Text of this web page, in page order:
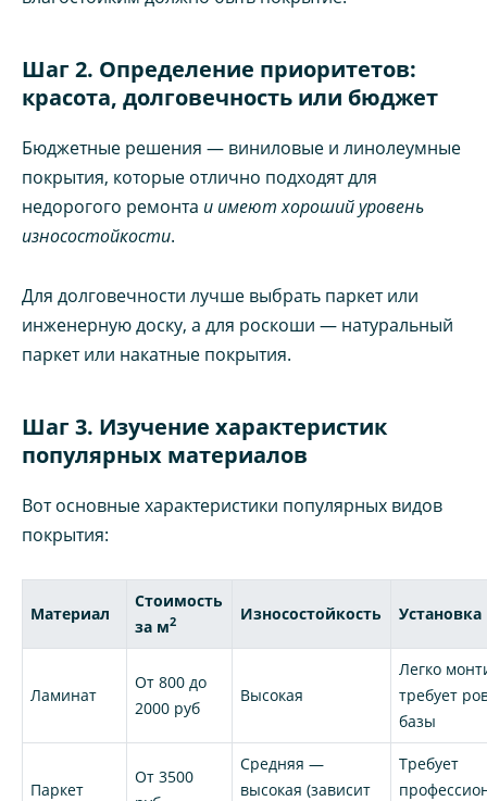
Шаг 2. Определение приоритетов:
красота, долговечность или бюджет
Бюджетные решения — виниловые и линолеумные
покрытия, которые отлично подходят для
недорогого ремонта и имеют хороший уровень
износостойкости.
Для долговечности лучше выбрать паркет или
инженерную доску, а для роскоши — натуральный
паркет или накатные покрытия.
Шаг 3. Изучение характеристик
популярных материалов
Вот основные характеристики популярных видов
покрытия:
Материал
Стоимость
за м2 Износостойкость Установка
Ламинат
От 800 до
2000 руб
Высокая
Легко
требует
базы
Паркет
От 3500
Средняя —
высокая (зависит
Требует